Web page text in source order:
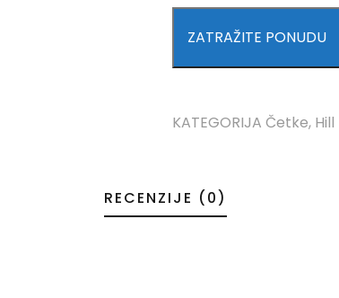
ZATRAŽITE PONUDU
KATEGORIJA Četke,
RECENZIJE (0)